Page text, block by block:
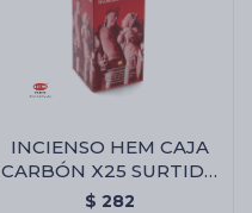
INCIENSO HEM CAJA
CARBÓN X25 SURTIDA
- Amor Y Atracción
$ 282